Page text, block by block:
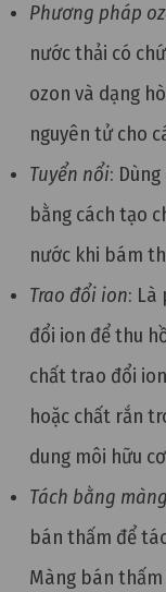
Phương pháp
nước thải có
ozon và dạng
nguyên tử cho
Tuyển nổi:
bằng cách tạo
nước khi bám
Trao đổi ion: Là
đổi ion để thu
chất trao đổi
hoặc chất rắn
dung môi hữu
Tách bằng màng
bán thấm để
Màng bán